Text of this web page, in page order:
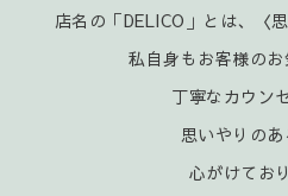
店名の「DELICO」とは、〈
私自身もお客様の
丁寧なカウン
思いやりの
心がけてお